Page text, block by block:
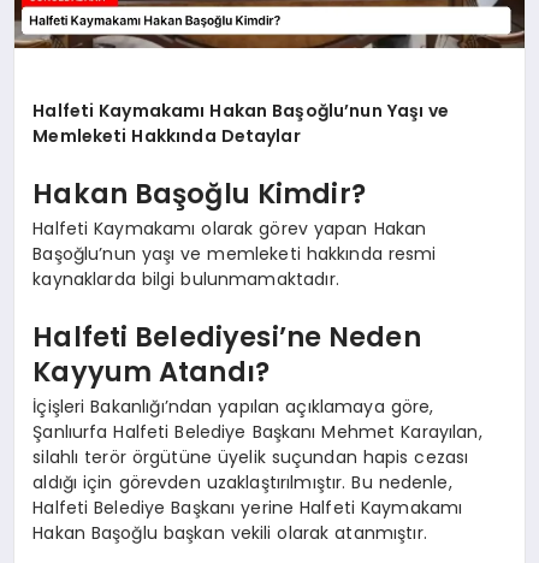
Halfeti Kaymakamı Hakan Başoğlu’nun Yaşı ve
Memleketi Hakkında Detaylar
Hakan Başoğlu Kimdir?
Halfeti Kaymakamı olarak görev yapan Hakan
Başoğlu’nun yaşı ve memleketi hakkında resmi
kaynaklarda bilgi bulunmamaktadır.
Halfeti Belediyesi’ne Neden
Kayyum Atandı?
İçişleri Bakanlığı’ndan yapılan açıklamaya göre,
Şanlıurfa Halfeti Belediye Başkanı Mehmet Karayılan,
silahlı terör örgütüne üyelik suçundan hapis cezası
aldığı için görevden uzaklaştırılmıştır. Bu nedenle,
Halfeti Belediye Başkanı yerine Halfeti Kaymakamı
Hakan Başoğlu başkan vekili olarak atanmıştır.